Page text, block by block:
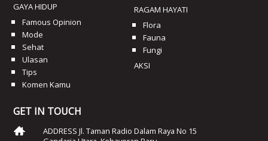
GAYA HIDUP
Famous Opinion
Mode
Sehat
Ulasan
Tips
Komen Kamu
RAGAM HAYATI
Flora
Fauna
Fungi
AKSI
GET IN TOUCH
ADDRESS Jl. Taman Radio Dalam Raya No 15